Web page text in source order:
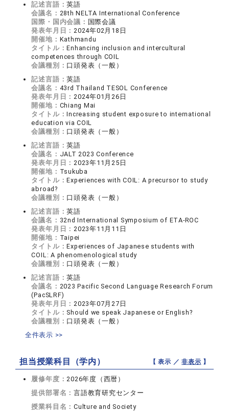
記述言語：英語
会議名： 28th NELTA International Conference
国際・国内会議： 国際会議
発表年月日：2024年02月18日
開催地： Kathmandu
タイトル：Enhancing inclusion and intercultural
competences through COIL
会議種別： 口頭発表（一般）
記述言語：英語
会議名： 43rd Thailand TESOL Conference
発表年月日：2024年01月26日
開催地： Chiang Mai
タイトル：Increasing student exposure to international
education via COIL
会議種別： 口頭発表（一般）
記述言語：英語
会議名： JALT 2023 Conference
発表年月日：2023年11月25日
開催地： Tsukuba
タイトル：Experiences with COIL: A precursor to study
abroad?
会議種別： 口頭発表（一般）
記述言語：英語
会議名： 32nd International Symposium of ETA-ROC
発表年月日：2023年11月11日
開催地： Taipei
タイトル：Experiences of Japanese students with
COIL: A phenomenological study
会議種別： 口頭発表（一般）
記述言語：英語
会議名： 2023 Pacific Second Language Research Forum
(PacSLRF)
発表年月日：2023年07月27日
タイトル： Should we speak Japanese or English?
会議種別： 口頭発表（一般）
全件表示 >>
担当授業科目（学内） 【 表示 ／非表示 】
履修年度：2026年度（西暦）
提供部署名：言語教育研究センター
授業科目名：Culture and Society